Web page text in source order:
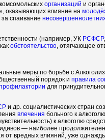
организаций и
оказывающих влияние на
спаивание
(например, УК РСФСР
обстоятельство, отягчающее
меры по борьбе с
порядок и правила
для
и др. социалистических стран
влечения больного к
к алкоголю
— наиболее
от вредных влияний, уже